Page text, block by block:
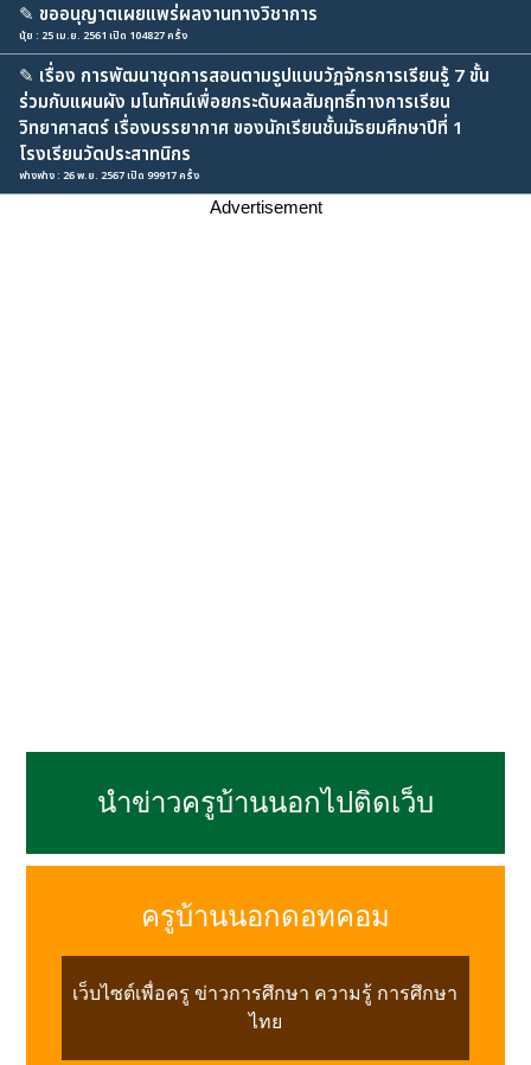
✎ ขออนุญาตเผยแพร่ผลงานทางวิชาการ
นุ้ย : 25 เม.ย. 2561 เปิด 104827 ครั้ง
✎ เรื่อง การพัฒนาชุดการสอนตามรูปแบบวัฏจักรการเรียนรู้ 7 ขั้น
ร่วมกับแผนผัง มโนทัศน์เพื่อยกระดับผลสัมฤทธิ์ทางการเรียน
วิทยาศาสตร์ เรื่องบรรยากาศ ของนักเรียนชั้นมัธยมศึกษาปีที่ 1
โรงเรียนวัดประสาทนิกร
ฟางฟาง : 26 พ.ย. 2567 เปิด 99917 ครั้ง
Advertisement
นำข่าวครูบ้านนอกไปติดเว็บ
ครูบ้านนอกดอทคอม
เว็บไซต์เพื่อครู ข่าวการศึกษา ความรู้ การศึกษา
ไทย